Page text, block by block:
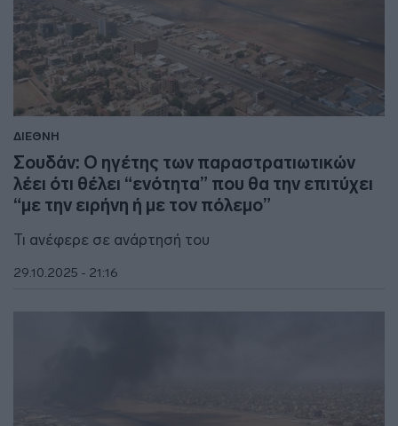
ΔΙΕΘΝΗ
Σουδάν: Ο ηγέτης των παραστρατιωτικών
λέει ότι θέλει “ενότητα” που θα την επιτύχει
“με την ειρήνη ή με τον πόλεμο”
Τι ανέφερε σε ανάρτησή του
29.10.2025 - 21:16